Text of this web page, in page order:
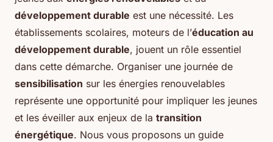
développement durable est une nécessité. Les
établissements scolaires, moteurs de l’éducation au
développement durable, jouent un rôle essentiel
dans cette démarche. Organiser une journée de
sensibilisation sur les énergies renouvelables
représente une opportunité pour impliquer les jeunes
et les éveiller aux enjeux de la transition
énergétique. Nous vous proposons un guide